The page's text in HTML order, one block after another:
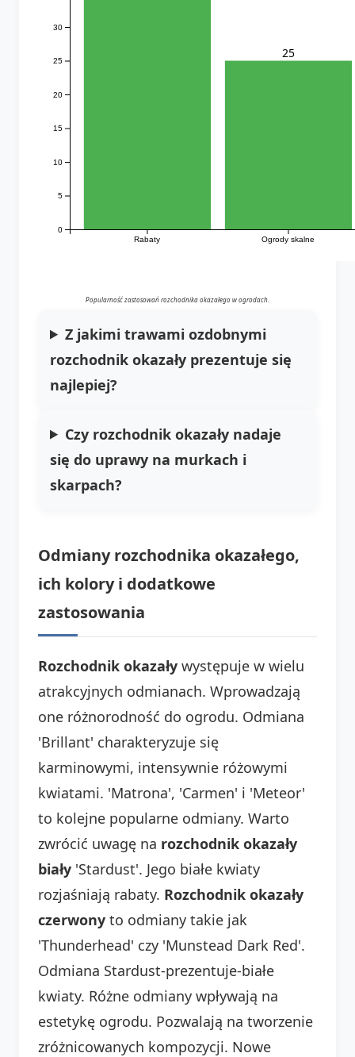
Rabaty Ogrody skalne
0
5
10
15
20
25
30
25
Popularność zastosowań rozchodnika okazałego w ogrodach.
Z jakimi trawami ozdobnymi
rozchodnik okazały prezentuje się
najlepiej?
Czy rozchodnik okazały nadaje
się do uprawy na murkach i
skarpach?
Odmiany rozchodnika okazałego,
ich kolory i dodatkowe
zastosowania
Rozchodnik okazały występuje w wielu
atrakcyjnych odmianach. Wprowadzają
one różnorodność do ogrodu. Odmiana
'Brillant' charakteryzuje się
karminowymi, intensywnie różowymi
kwiatami. 'Matrona', 'Carmen' i 'Meteor'
to kolejne popularne odmiany. Warto
zwrócić uwagę na rozchodnik okazały
biały 'Stardust'. Jego białe kwiaty
rozjaśniają rabaty. Rozchodnik okazały
czerwony to odmiany takie jak
'Thunderhead' czy 'Munstead Dark Red'.
Odmiana Stardust-prezentuje-białe
kwiaty. Różne odmiany wpływają na
estetykę ogrodu. Pozwalają na tworzenie
zróżnicowanych kompozycji. Nowe